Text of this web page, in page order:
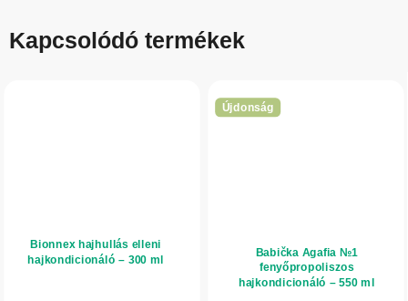
Kapcsolódó termékek
Bionnex hajhullás elleni
hajkondicionáló – 300 ml
Újdonság
Babička Agafia №1
fenyőpropoliszos
hajkondicionáló – 550 ml